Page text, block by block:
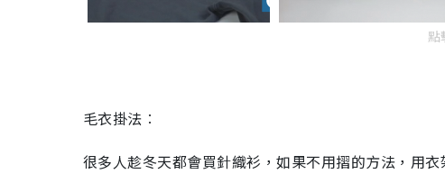
點
毛衣掛法︰
很多人趁冬天都會買針織衫，如果不用摺的方法，用